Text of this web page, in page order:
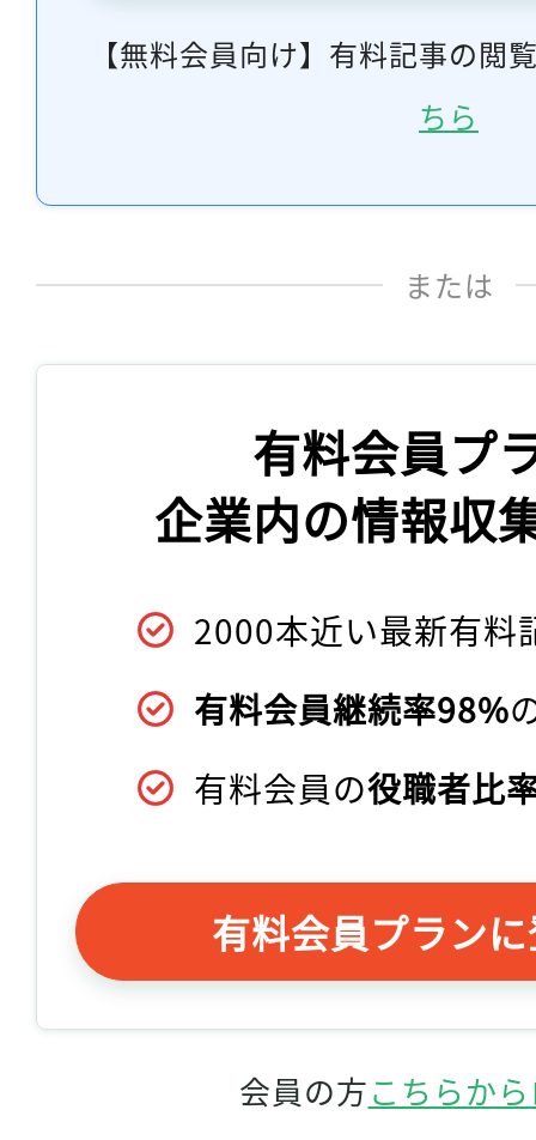
【無料会員向け】有料記事の閲
ちら
または
有料会員プ
企業内の情報収
2000本近い最新有料
有料会員継続率98%
有料会員の役職者比
有料会員プラン
会員の方こちらか